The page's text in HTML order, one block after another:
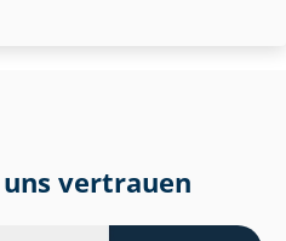
vertrauen